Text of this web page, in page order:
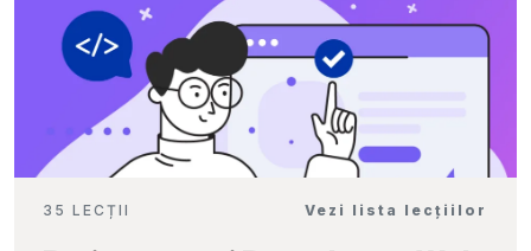
35 LECȚII Vezi lista lecțiilor